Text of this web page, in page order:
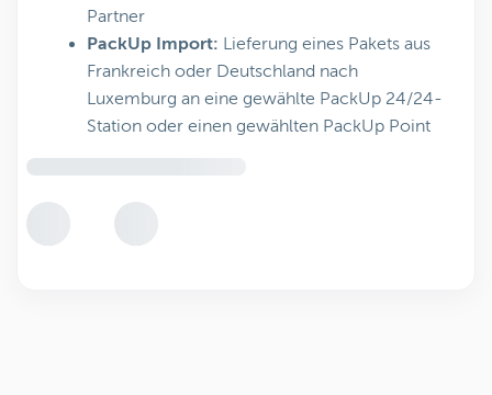
Partner
PackUp Import: Lieferung eines Pakets aus
Frankreich oder Deutschland nach
Luxemburg an eine gewählte PackUp 24/24-
Station oder einen gewählten PackUp Point